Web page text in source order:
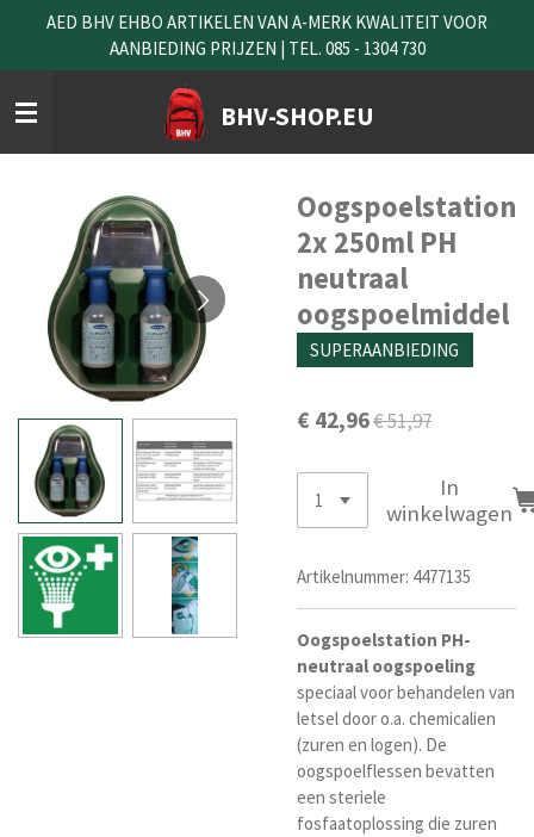
naar
de
hoofdinhoud
BHV-SHOP.EU
AED BHV EHBO ARTIKELEN VAN A-MERK KWALITEIT VOOR
AANBIEDING PRIJZEN | TEL. 085 - 1304 730
Oogspoelstation
2x 250ml PH
neutraal
oogspoelmiddel
SUPERAANBIEDING
€ 42,96€ 51,97
In
winkelwagen
Artikelnummer: 4477135
Oogspoelstation PH-
neutraal oogspoeling
speciaal voor behandelen van
letsel door o.a. chemicalien
(zuren en logen). De
oogspoelflessen bevatten
een steriele
fosfaatoplossing die zuren